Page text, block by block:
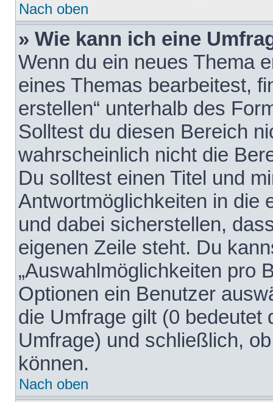
Nach oben
» Wie kann ich eine
Wenn du ein neues Thema
eines Themas bearbeitest,
erstellen“ unterhalb des
Solltest du diesen Bereich
wahrscheinlich nicht die
Du solltest einen Titel und
Antwortmöglichkeiten in die
und dabei sicherstellen,
eigenen Zeile steht. Du
„Auswahlmöglichkeiten pro
Optionen ein Benutzer
die Umfrage gilt (0 bedeutet
Umfrage) und schließlich,
können.
Nach oben